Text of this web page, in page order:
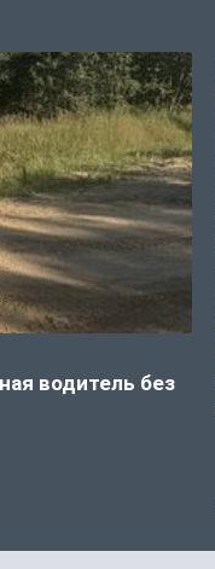
водитель без